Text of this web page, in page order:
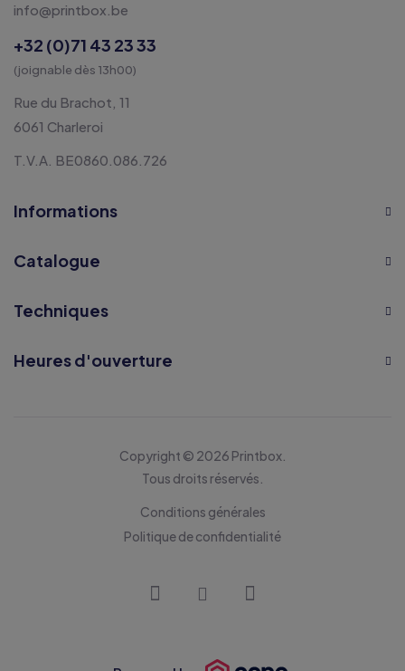
info@printbox.be
+32 (0)71 43 23 33
(joignable dès 13h00)
Rue du Brachot, 11
6061 Charleroi
T.V.A. BE0860.086.726
Informations
Catalogue
Techniques
Heures d'ouverture
Copyright © 2026 Printbox.
Tous droits réservés.
Conditions générales
Politique de confidentialité